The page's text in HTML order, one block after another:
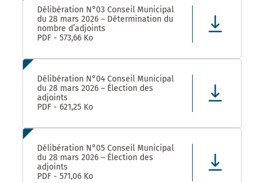
Délibération N°03 Conseil Municipal
du 28 mars 2026 – Détermination du
nombre d’adjoints
PDF - 573,66 Ko
Délibération N°04 Conseil Municipal
du 28 mars 2026 – Élection des
adjoints
PDF - 621,25 Ko
Délibération N°05 Conseil Municipal
du 28 mars 2026 – Élection des
adjoints
PDF - 571,06 Ko